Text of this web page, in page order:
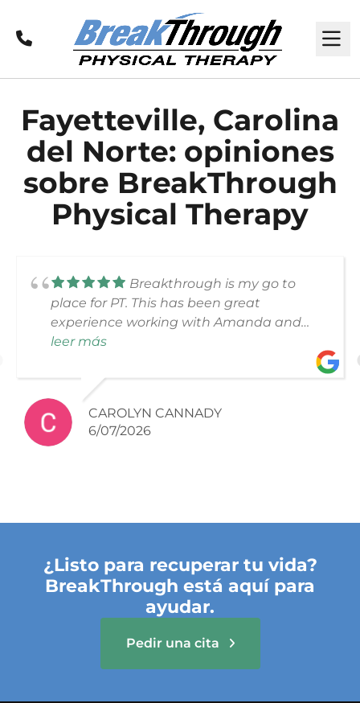
Llamar
Fayetteville, Carolina
del Norte: opiniones
sobre BreakThrough
Physical Therapy
Breakthrough is my go to
place for PT. This has been great
experience working with Amanda and
Jen. They have the knowledge to help you
get back what you’ve lost and their caring
way makes you grateful to be there.
leer más
CAROLYN CANNADY
6/07/2026
¿Listo para recuperar tu vida?
BreakThrough está aquí para
ayudar.
Pedir una cita